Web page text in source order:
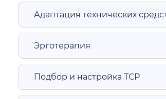
Адаптация технических
Эрготерапия
Подбор и настройка ТСР